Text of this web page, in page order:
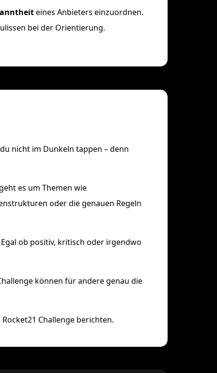
eines Anbieters einzuordnen.
bei der Orientierung.
nicht im Dunkeln tappen – denn
es um Themen wie
oder die genauen Regeln
ob positiv, kritisch oder irgendwo
können für andere genau die
Challenge berichten.